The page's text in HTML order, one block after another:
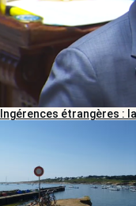
Ingérences étrangères :